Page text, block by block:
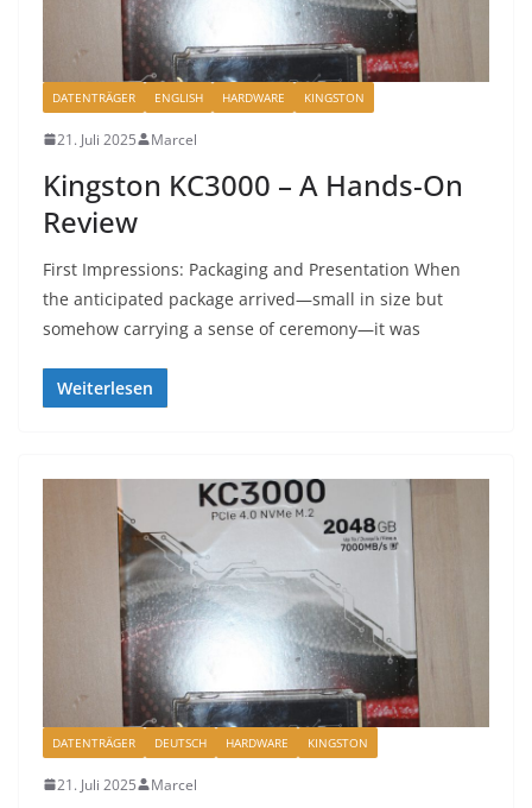
DATENTRÄGER ENGLISH HARDWARE KINGSTON
21. Juli 2025 Marcel
Kingston KC3000 – A Hands-On
Review
First Impressions: Packaging and Presentation When
the anticipated package arrived—small in size but
somehow carrying a sense of ceremony—it was
Weiterlesen
DATENTRÄGER DEUTSCH HARDWARE KINGSTON
21. Juli 2025 Marcel